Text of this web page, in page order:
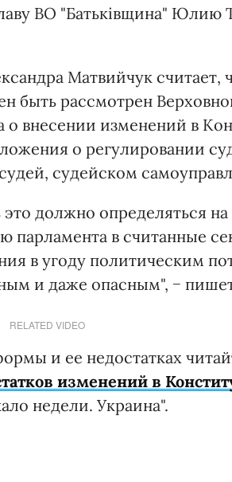
ВО "Батьківщина" Юлию
Матвийчук считает,
рассмотрен
о внесении изменений в
о регулировании
судейском
это должно определяться
парламента в считанные
в угоду политическим
и даже опасным", −
RELATED VIDEO
и ее недостатках
изменений в
недели. Украина".